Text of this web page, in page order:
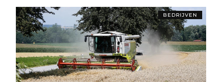
BEDRIJVEN